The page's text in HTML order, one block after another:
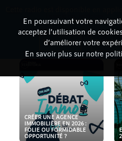
CRÉER UNE AGENCE
IMMOBILIÈRE EN 2026 :
FOLIE OU FORMIDABLE
OPPORTUNITÉ ?
En poursuivant votre
acceptez l’utilisation de
d’améliorer votre
En savoir plus sur notre
dessous pour
Non merci